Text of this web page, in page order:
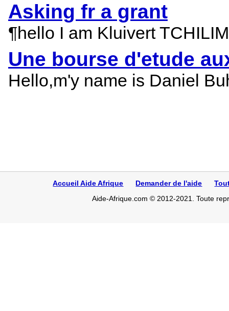
Asking fr a grant
¶hello I am Kluivert
Une bourse d'etude
Hello,m'y name is Daniel
Accueil Aide Afrique Demander de l'aide
Aide-Afrique.com © 2012-2021. Toute